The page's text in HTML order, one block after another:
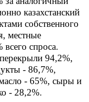
казахстанский
собственного
местные
спроса.
94,2%,
- 86,7%,
­- 65%, сыры и
- 28,2%.